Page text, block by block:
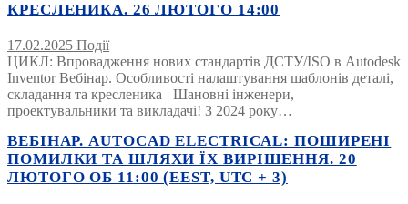
КРЕСЛЕНИКА. 26 ЛЮТОГО 14:00
17.02.2025 Події
ЦИКЛ: Впровадження нових стандартів ДСТУ/ISO в Autodesk
Inventor Вебінар. Особливості налаштування шаблонів деталі,
складання та кресленика Шановні інженери,
проектувальники та викладачі! З 2024 року…
ВЕБІНАР. AUTOCAD ELECTRICAL: ПОШИРЕНІ
ПОМИЛКИ ТА ШЛЯХИ ЇХ ВИРІШЕННЯ. 20
ЛЮТОГО ОБ 11:00 (EEST, UTC + 3)